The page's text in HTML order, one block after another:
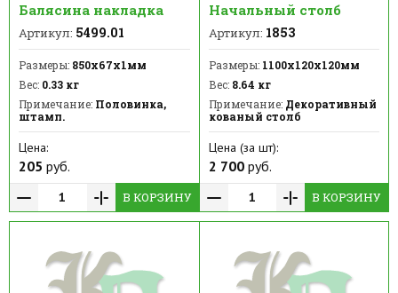
Балясина накладка
Артикул: 5499.01
Размеры: 850х67х1мм
Вес: 0.33 кг
Примечание: Половинка,
штамп.
Цена:
205 руб.
В КОРЗИНУ
Начальный столб
Артикул: 1853
Размеры:1100х120х120мм
Вес:8.64 кг
Примечание:Декоративный
кованый столб
Цена (за шт):
2 700руб.
В КОРЗИНУ